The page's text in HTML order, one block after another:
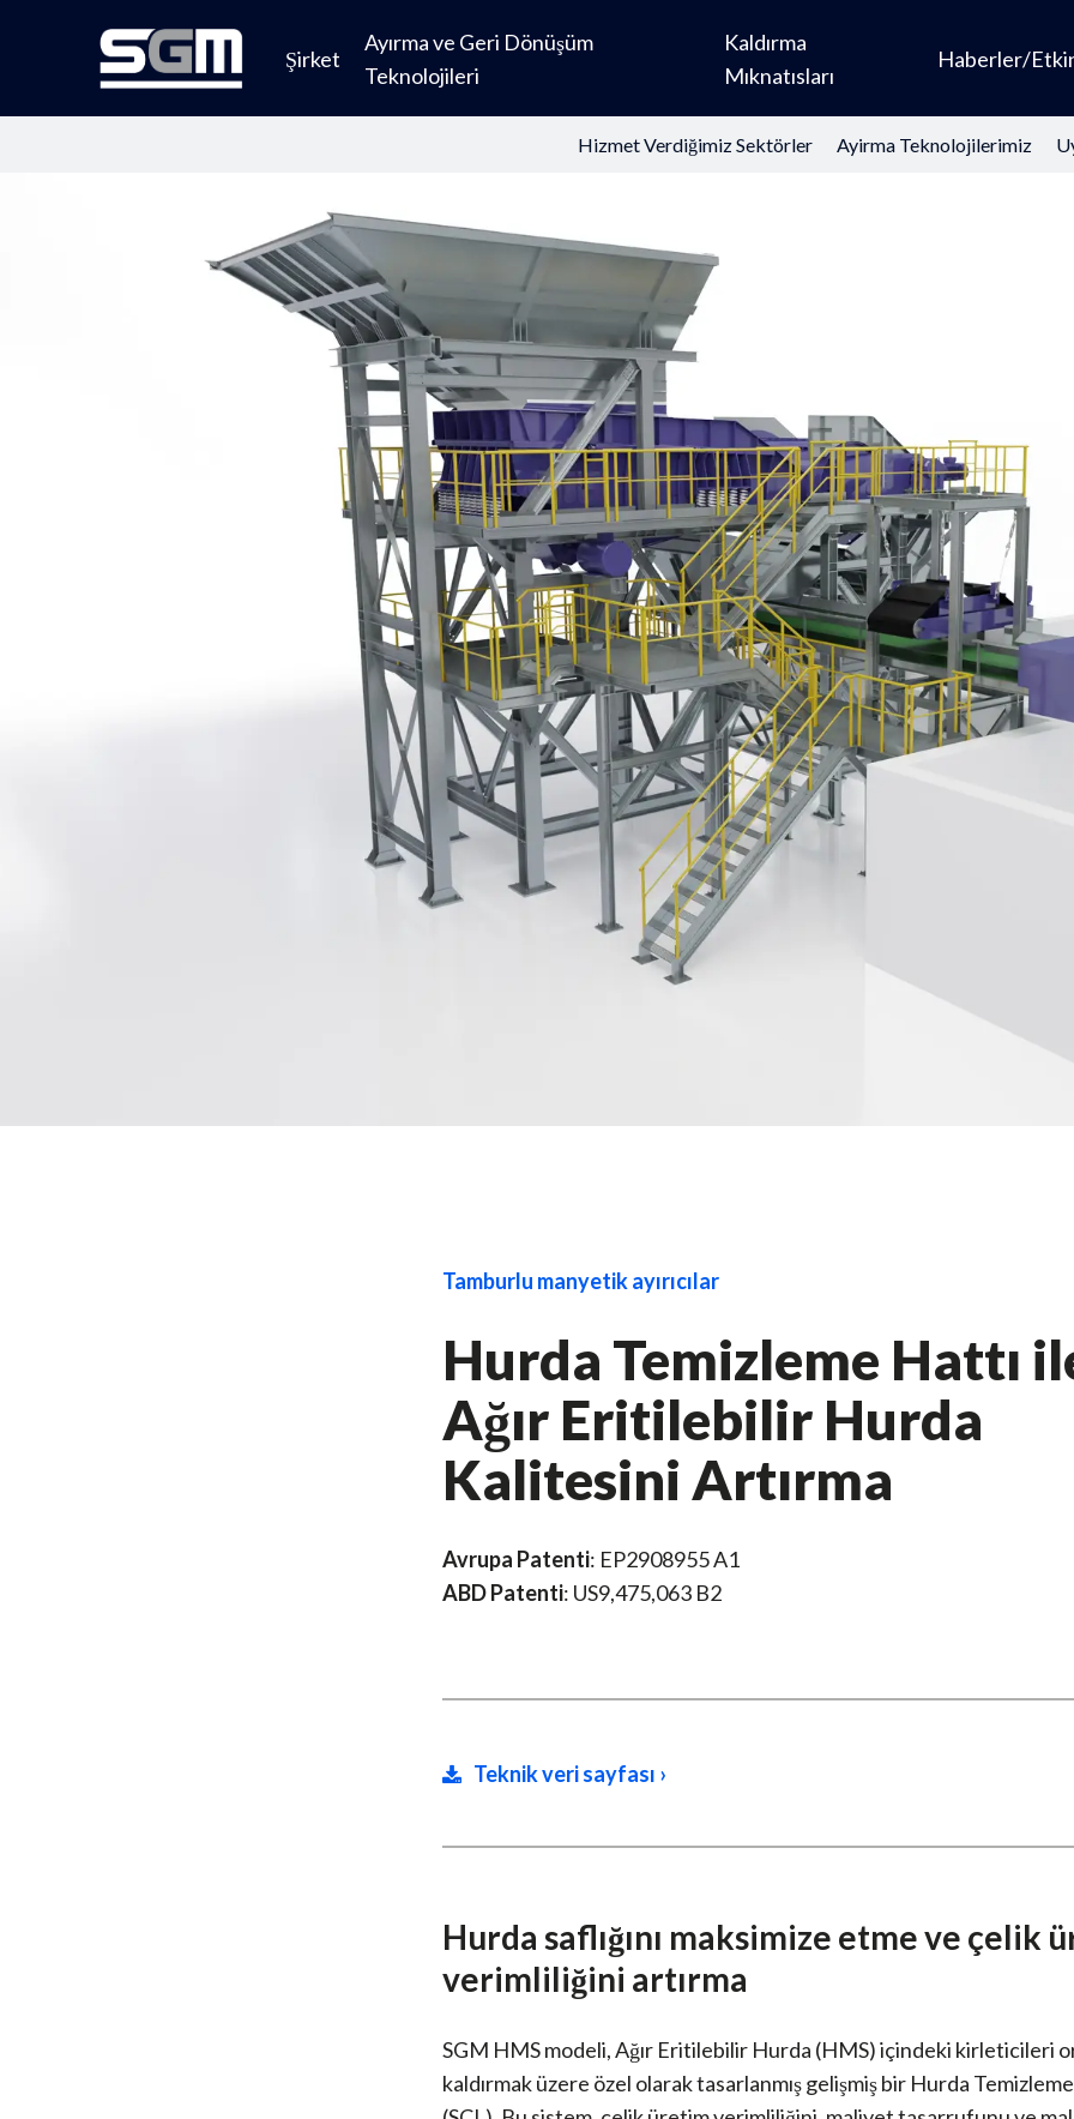
content
Şirket
Ayırma ve Geri Dönüşüm
Teknolojileri
Kaldırma
Mıknatısları
Haberler/
Hizmet Verdiğimiz Sektörler Ayirma Teknolojilerimiz
Tamburlu manyetik ayırıcılar
Hurda Temizleme Hattı
Ağır Eritilebilir Hurda
Kalitesini Artırma
Avrupa Patenti: EP2908955 A1
ABD Patenti: US9,475,063 B2
Teknik veri sayfası ›
Hurda saflığını maksimize etme ve çelik
verimliliğini artırma
SGM HMS modeli, Ağır Eritilebilir Hurda (HMS) içindeki kirleticileri
kaldırmak üzere özel olarak tasarlanmış gelişmiş bir Hurda